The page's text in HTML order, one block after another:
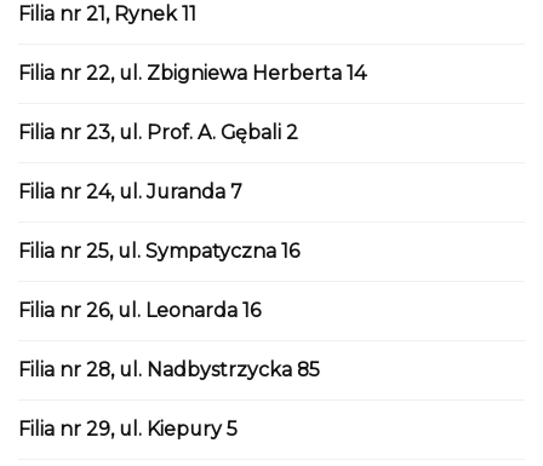
Filia nr 21, Rynek 11
Filia nr 22, ul. Zbigniewa Herberta 14
Filia nr 23, ul. Prof. A. Gębali 2
Filia nr 24, ul. Juranda 7
Filia nr 25, ul. Sympatyczna 16
Filia nr 26, ul. Leonarda 16
Filia nr 28, ul. Nadbystrzycka 85
Filia nr 29, ul. Kiepury 5